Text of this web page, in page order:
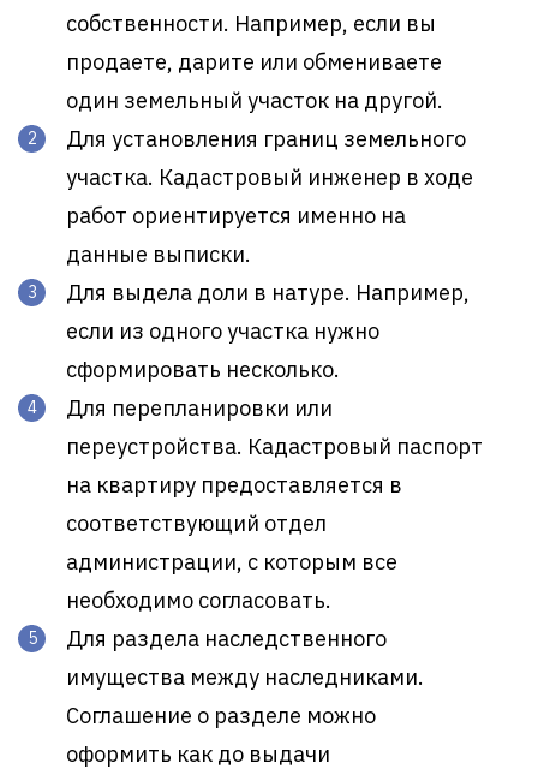
собственности. Например, если вы
продаете, дарите или обмениваете
один земельный участок на другой.
Для установления границ земельного
участка. Кадастровый инженер в ходе
работ ориентируется именно на
данные выписки.
Для выдела доли в натуре. Например,
если из одного участка нужно
сформировать несколько.
Для перепланировки или
переустройства. Кадастровый паспорт
на квартиру предоставляется в
соответствующий отдел
администрации, с которым все
необходимо согласовать.
Для раздела наследственного
имущества между наследниками.
Соглашение о разделе можно
оформить как до выдачи